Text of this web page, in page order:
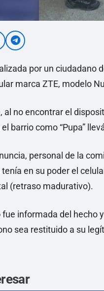
por un ciudadano
marca ZTE, modelo
al no encontrar el
barrio como “Pupa”
personal de la
en su poder el
(retraso madurativo).
informada del hecho
sea restituido a su